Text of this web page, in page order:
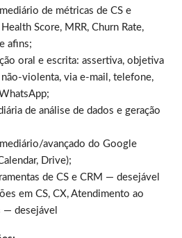
de métricas de CS e
Health Score, MRR, Churn Rate,
afins;
oral e escrita: assertiva, objetiva
violenta, via e-mail, telefone,
de análise de dados e geração
avançado do Google
Drive);
de CS e CRM — desejável
em CS, CX, Atendimento ao
— desejável